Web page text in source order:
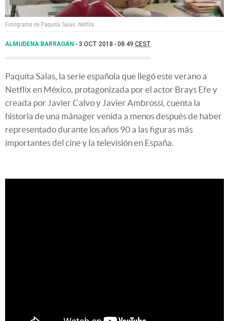
Fotograma de Paquita Salas. Netflix
ALMUDENA BARRAGÁN 3 OCT 2018 - 08:49 CEST
Paquita Salas, la serie española que llegó este verano a
Netflix en México, protagonizada por el actor Brays Efe y
creada por Javier Calvo y Javier Ambrossi, cuenta la
historia de una mánager venida a menos después de haber
representado durante los años 90 a las figuras más
importantes del cine y la televisión en España.